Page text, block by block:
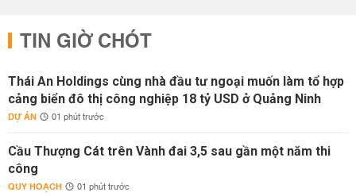
TIN GIỜ CHÓT
Thái An Holdings cùng nhà đầu tư ngoại muốn làm tổ hợp
cảng biển đô thị công nghiệp 18 tỷ USD ở Quảng Ninh
DỰ ÁN 01 phút trước
Cầu Thượng Cát trên Vành đai 3,5 sau gần một năm thi
công
QUY HOẠCH 01 phút trước